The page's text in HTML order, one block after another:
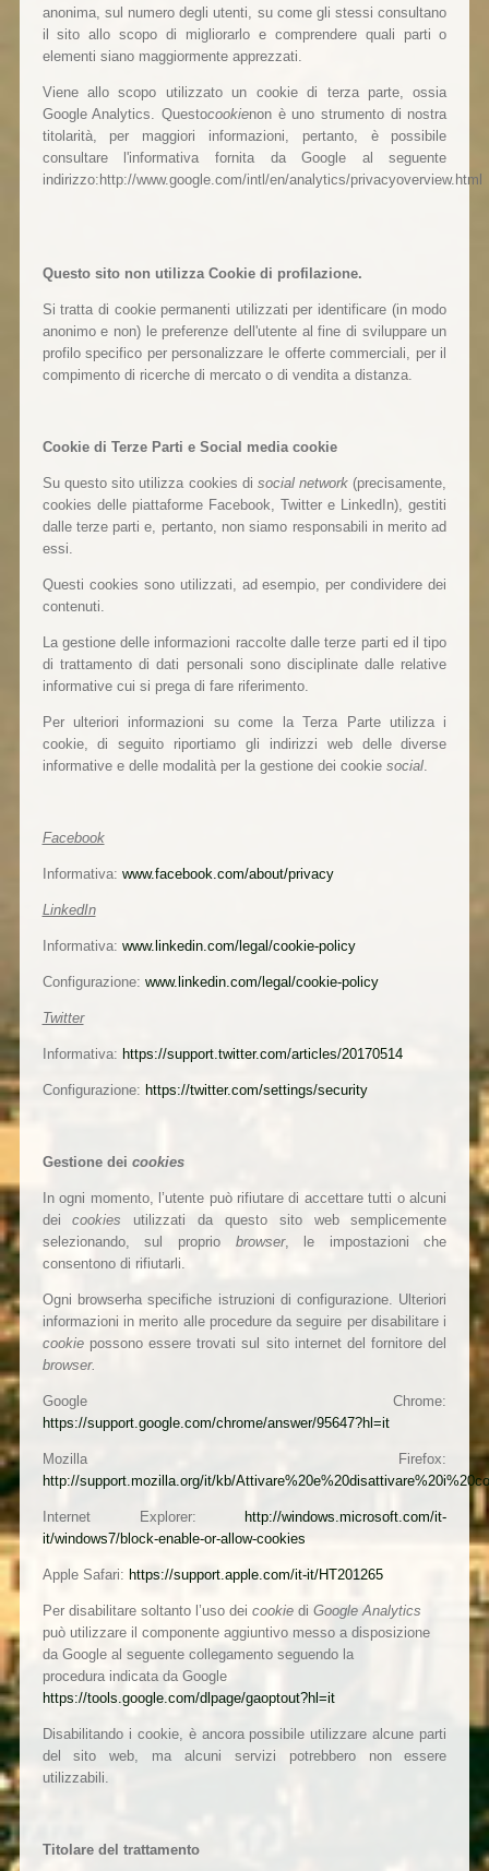
anonima, sul numero degli utenti, su come gli stessi consultano
il sito allo scopo di migliorarlo e comprendere quali parti o
elementi siano maggiormente apprezzati.
Viene allo scopo utilizzato un cookie di terza parte, ossia
Google Analytics. Questocookienon è uno strumento di nostra
titolarità, per maggiori informazioni, pertanto, è possibile
consultare l'informativa fornita da Google al seguente
indirizzo:http://www.google.com/intl/en/analytics/privacyoverview.html
Questo sito non utilizza Cookie di profilazione.
Si tratta di cookie permanenti utilizzati per identificare (in modo
anonimo e non) le preferenze dell'utente al fine di sviluppare un
profilo specifico per personalizzare le offerte commerciali, per il
compimento di ricerche di mercato o di vendita a distanza.
Cookie di Terze Parti e Social media cookie
Su questo sito utilizza cookies di social network (precisamente,
cookies delle piattaforme Facebook, Twitter e LinkedIn), gestiti
dalle terze parti e, pertanto, non siamo responsabili in merito ad
essi.
Questi cookies sono utilizzati, ad esempio, per condividere dei
contenuti.
La gestione delle informazioni raccolte dalle terze parti ed il tipo
di trattamento di dati personali sono disciplinate dalle relative
informative cui si prega di fare riferimento.
Per ulteriori informazioni su come la Terza Parte utilizza i
cookie, di seguito riportiamo gli indirizzi web delle diverse
informative e delle modalità per la gestione dei cookie social.
Facebook
Informativa: www.facebook.com/about/privacy
LinkedIn
Informativa: www.linkedin.com/legal/cookie-policy
Configurazione: www.linkedin.com/legal/cookie-policy
Twitter
Informativa: https://support.twitter.com/articles/20170514
Configurazione: https://twitter.com/settings/security
Gestione dei cookies
In ogni momento, l’utente può rifiutare di accettare tutti o alcuni
deicookies utilizzati da questo sito web semplicemente
selezionando, sul proprio browser, le impostazioni che
consentono di rifiutarli.
Ogni browserha specifiche istruzioni di configurazione. Ulteriori
informazioni in merito alle procedure da seguire per disabilitare i
cookie possono essere trovati sul sito internet del fornitore del
browser.
Google Chrome:
https://support.google.com/chrome/answer/95647?hl=it
Mozilla Firefox:
http://support.mozilla.org/it/kb/
Internet Explorer:
http://windows.microsoft.com/it-
it/windows7/block-enable-or-allow-cookies
Apple Safari: https://support.apple.com/it-it/HT201265
Per disabilitare soltanto l’uso dei cookie di Google Analytics
può utilizzare il componente aggiuntivo messo a disposizione
da Google al seguente collegamento seguendo la
procedura indicata da Google
https://tools.google.com/dlpage/gaoptout?hl=it
Disabilitando i cookie, è ancora possibile utilizzare alcune parti
del sito web, ma alcuni servizi potrebbero non essere
utilizzabili.
Titolare del trattamento